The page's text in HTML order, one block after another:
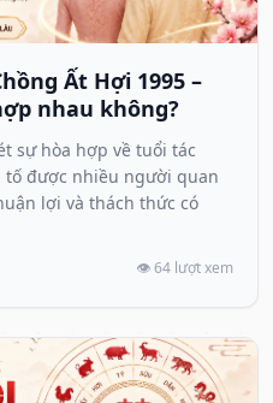
Ất Hợi 1995 –
nhau không?
sự hòa hợp về tuổi tác
tố được nhiều người quan
lợi và thách thức có
👁️ 64 lượt xem